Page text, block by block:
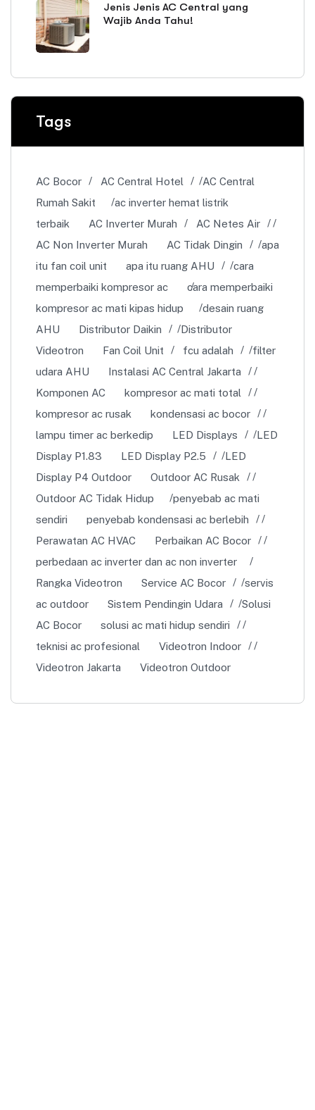
Jenis Jenis AC Central yang
Wajib Anda Tahu!
Tags
AC Bocor AC Central Hotel
AC Central
Rumah Sakit
ac inverter hemat listrik
terbaik
AC Inverter Murah
AC Netes Air
AC Non Inverter Murah
AC Tidak Dingin
apa
itu fan coil unit
apa itu ruang AHU
cara
memperbaiki kompresor ac
cara memperbaiki
kompresor ac mati kipas hidup
desain ruang
AHU
Distributor Daikin
Distributor
Videotron
Fan Coil Unit fcu adalah
filter
udara AHU
Instalasi AC Central Jakarta
Komponen AC
kompresor ac mati total
kompresor ac rusak
kondensasi ac bocor
lampu timer ac berkedip
LED Displays
LED
Display P1.83
LED Display P2.5
LED
Display P4 Outdoor
Outdoor AC Rusak
Outdoor AC Tidak Hidup
penyebab ac mati
sendiri
penyebab kondensasi ac berlebih
Perawatan AC HVAC
Perbaikan AC Bocor
perbedaan ac inverter dan ac non inverter
Rangka Videotron
Service AC Bocor
servis
ac outdoor
Sistem Pendingin Udara
Solusi
AC Bocor
solusi ac mati hidup sendiri
teknisi ac profesional
Videotron Indoor
Videotron Jakarta
Videotron Outdoor